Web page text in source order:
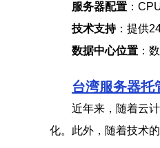
服务器配置 ：
技术支持：提供
数据中心位置 ：
台湾服务器托
近年来，随着云
化。此外，随着技术